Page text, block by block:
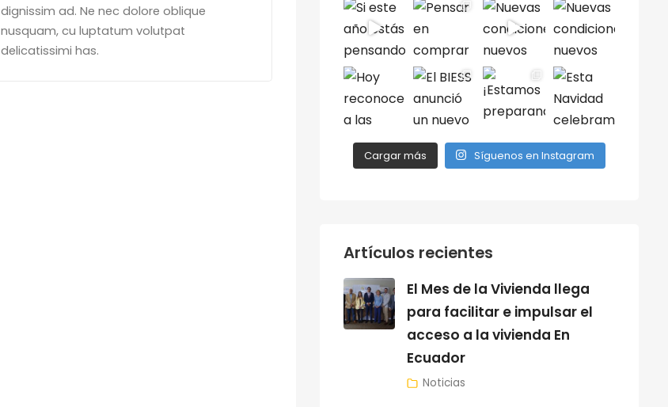
dignissim ad. Ne nec dolore oblique
nusquam, cu luptatum volutpat
delicatissimi has.
Cargar más Síguenos en Instagram
Artículos recientes
El Mes de la Vivienda llega
para facilitar e impulsar el
acceso a la vivienda En
Ecuador
Noticias